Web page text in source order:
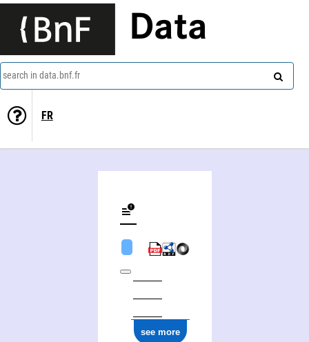
Data
search in data.bnf.fr
FR
see more